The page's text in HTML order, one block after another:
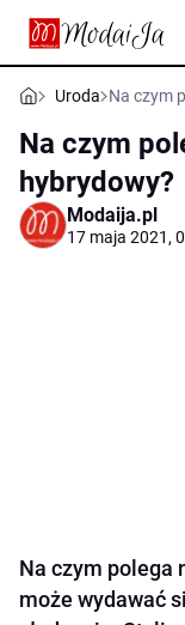
Uroda Na czym
Na czym
hybrydowy?
Modaija.pl
17 maja 2021,
Na czym polega
może wydawać